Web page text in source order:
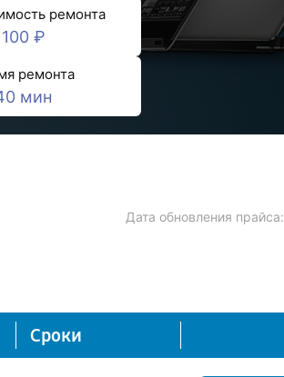
ремонта
₽
ремонта
мин
Дата обновления прайса:
Сроки